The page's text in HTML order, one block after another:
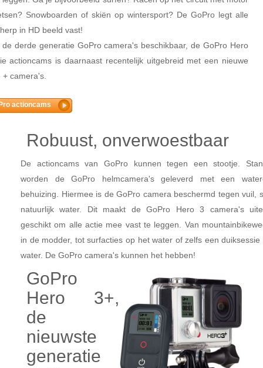
Snowboarden of skiën op wintersport? De GoPro legt alle
in HD beeld vast!
derde generatie GoPro camera's beschikbaar, de GoPro Hero
actioncams is daarnaast recentelijk uitgebreid met een nieuwe
camera's.
actioncams
Robuust, onverwoestbaar
De actioncams van GoPro kunnen tegen een stootje.
worden de GoPro helmcamera's geleverd met een
behuizing. Hiermee is de GoPro camera beschermd tegen vuil,
natuurlijk water. Dit maakt de GoPro Hero 3 camera's
geschikt om alle actie mee vast te leggen. Van
in de modder, tot surfacties op het water of zelfs een duiksessie
water. De GoPro camera's kunnen het hebben!
GoPro
Hero 3+,
de
nieuwste
generatie